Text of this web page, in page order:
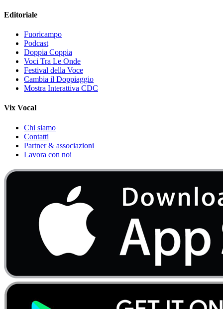
Editoriale
Fuoricampo
Podcast
Doppia Coppia
Voci Tra Le Onde
Festival della Voce
Cambia il Doppiaggio
Mostra Interattiva CDC
Vix Vocal
Chi siamo
Contatti
Partner & associazioni
Lavora con noi